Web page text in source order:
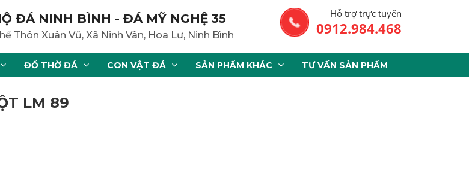
ĐÁ NINH BÌNH - ĐÁ MỸ NGHỆ 35
Thôn Xuân Vũ, Xã Ninh Vân, Hoa Lư, Ninh Bình
Hỗ trợ trực tuyến
0912.984.468
ĐỒ THỜ ĐÁ CON VẬT ĐÁ SẢN PHẨM KHÁC TƯ VẤN SẢN PHẨM
LM 89